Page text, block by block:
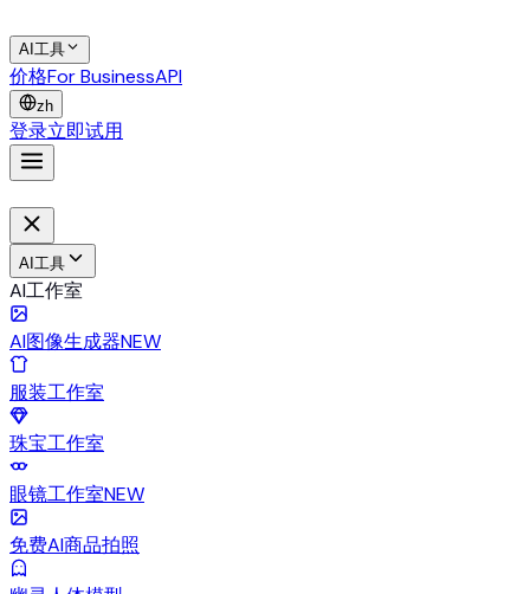
AI工具
价格For BusinessAPI
zh
登录立即试用
AI工具
AI工作室
AI图像生成器NEW
服装工作室
珠宝工作室
眼镜工作室NEW
免费AI商品拍照